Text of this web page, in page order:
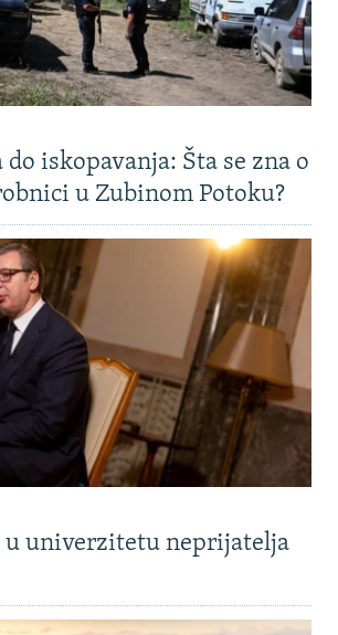
do iskopavanja: Šta se zna o
u Zubinom Potoku?
univerzitetu neprijatelja